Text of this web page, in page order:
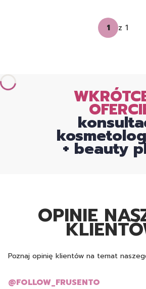
z 1
+ beauty
OPINIE
Poznaj opinię klientów na temat
@FOLLOW_FRUSENTO